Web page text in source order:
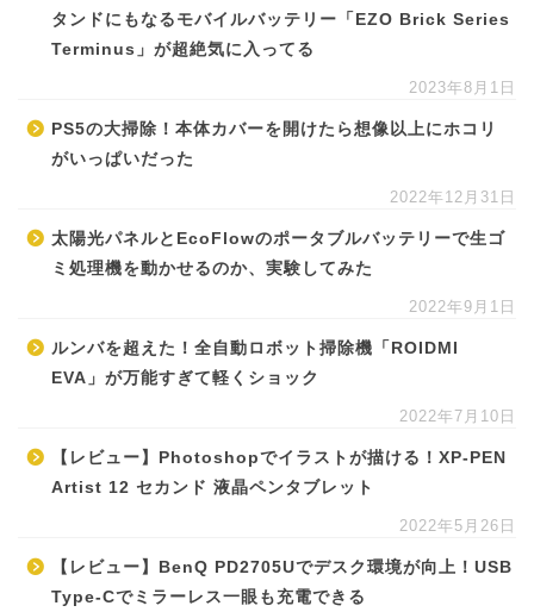
タンドにもなるモバイルバッテリー「EZO Brick Series
Terminus」が超絶気に入ってる
2023年8月1日
PS5の大掃除！本体カバーを開けたら想像以上にホコリ
がいっぱいだった
2022年12月31日
太陽光パネルとEcoFlowのポータブルバッテリーで生ゴ
ミ処理機を動かせるのか、実験してみた
2022年9月1日
ルンバを超えた！全自動ロボット掃除機「ROIDMI
EVA」が万能すぎて軽くショック
2022年7月10日
【レビュー】Photoshopでイラストが描ける！XP-PEN
Artist 12 セカンド 液晶ペンタブレット
2022年5月26日
【レビュー】BenQ PD2705Uでデスク環境が向上！USB
Type-Cでミラーレス一眼も充電できる